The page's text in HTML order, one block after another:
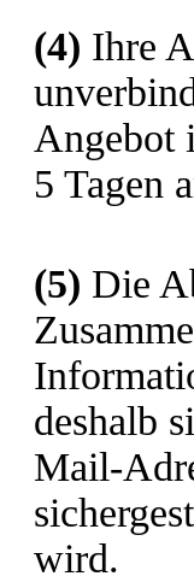
(4) Ihre
Angebot
5 Tagen
(5) Die
deshalb
Mail-
wird.